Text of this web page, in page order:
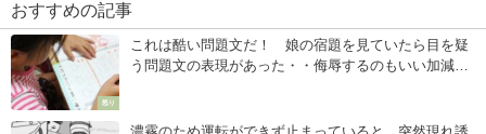
おすすめの記事
怒り
これは酷い問題文だ！ 娘の宿題を見ていたら目を疑
う問題文の表現があった・・侮辱するのもいい加減に